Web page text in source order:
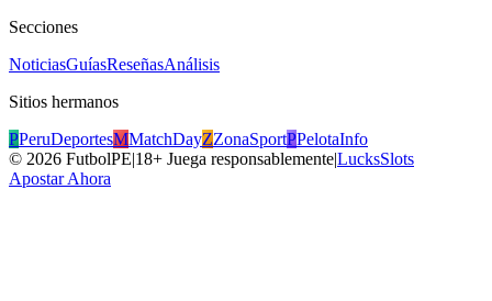
Secciones
NoticiasGuíasReseñasAnálisis
Sitios hermanos
PPeruDeportesMMatchDayZZonaSportPPelotaInfo
© 2026 FutbolPE|18+ Juega responsablemente|LucksSlots
Apostar Ahora